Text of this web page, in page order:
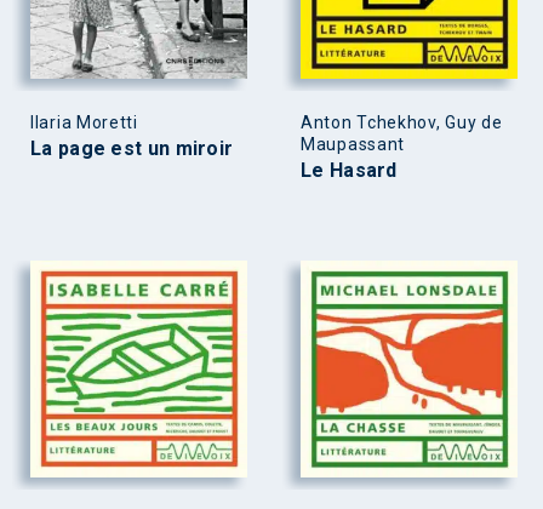
Ilaria Moretti
La page est un miroir
Anton Tchekhov, Guy de
Maupassant
Le Hasard